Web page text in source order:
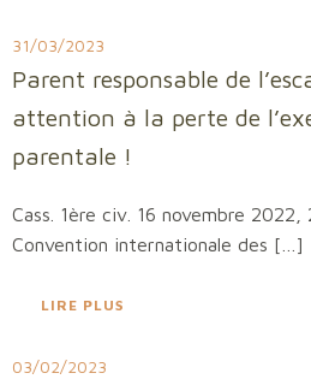
31/03/2023
Parent responsable de
attention à la perte de
parentale !
Cass. 1ère civ. 16 novembre
Convention internationale des […]
LIRE PLUS
03/02/2023